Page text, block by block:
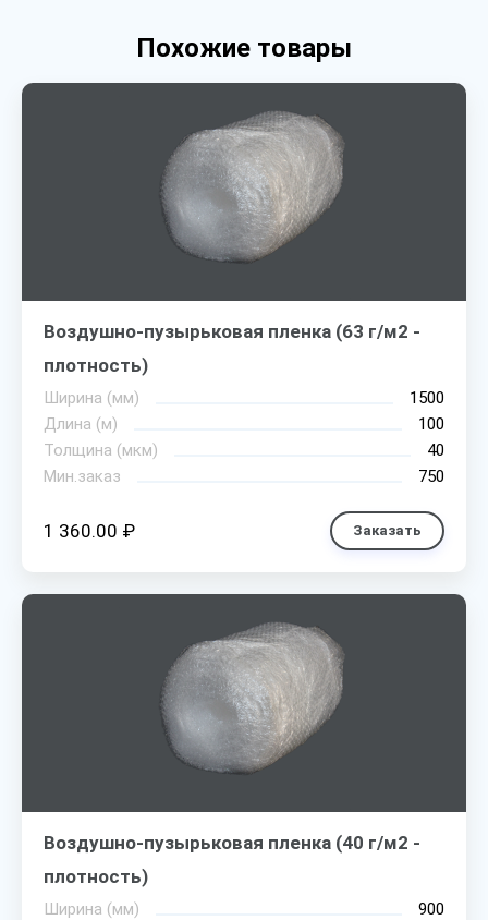
Похожие товары
Воздушно-пузырьковая пленка (63 г/м2 -
плотность)
Ширина (мм)
1500
Длина (м)
100
Толщина (мкм)
40
Мин.заказ
750
1 360.00 ₽ Заказать
Воздушно-пузырьковая пленка (40 г/м2 -
плотность)
Ширина (мм)
900